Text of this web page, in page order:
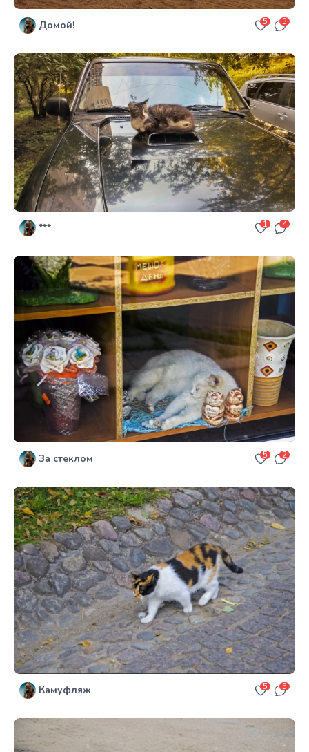
Домой! 5 3
*** 1 4
За стеклом 5 2
Камуфляж 5 5